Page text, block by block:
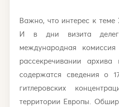
Важно, что интерес к теме
И в дни визита
международная
рассекречивании
содержатся сведения о
гитлеровских
территории Европы.